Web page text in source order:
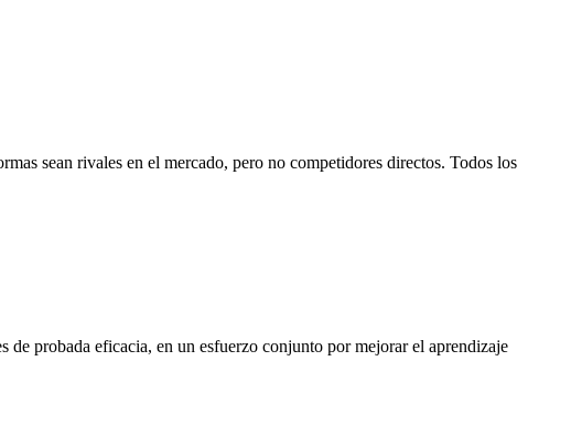
sean rivales en el mercado, pero no competidores directos. Todos los
de probada eficacia, en un esfuerzo conjunto por mejorar el aprendizaje